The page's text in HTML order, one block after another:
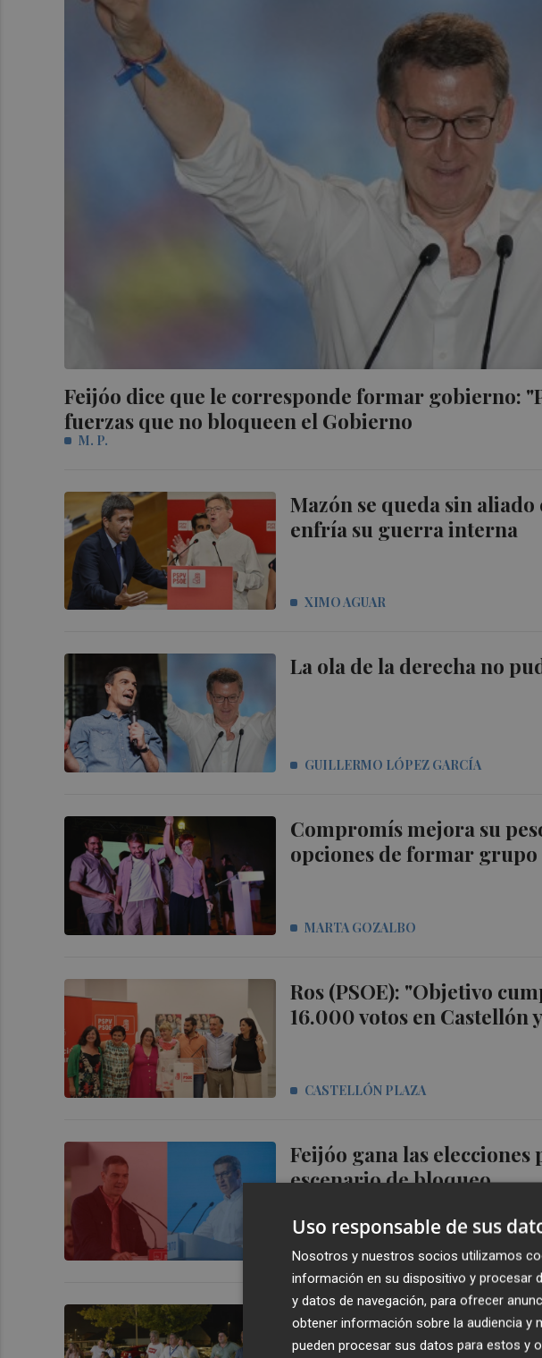
Feijóo dice que le corresponde formar gobierno:
fuerzas que no bloqueen el Gobierno
M. P.
Mazón se queda sin aliado
enfría su guerra interna
XIMO AGUAR
La ola de la derecha no
GUILLERMO LÓPEZ GARCÍA
Compromís mejora su
opciones de formar
MARTA GOZALBO
Ros (PSOE): "Objetivo
16.000 votos en Castellón
CASTELLÓN PLAZA
Feijóo gana las elecciones
escenario de bloqueo
XIMO AGUAR
La noche electoral en los
(Fotos: Antonio Pradas/
Uso responsable de sus
Nosotros y nuestros socios utilizamos
información en su dispositivo y procesar
y datos de navegación, para ofrecer
obtener información sobre la audiencia y
pueden procesar sus datos para estos y